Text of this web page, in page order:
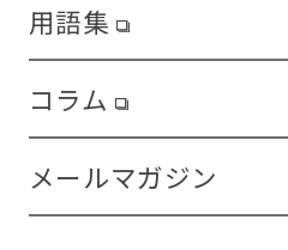
用語集
コラム
メールマガジン